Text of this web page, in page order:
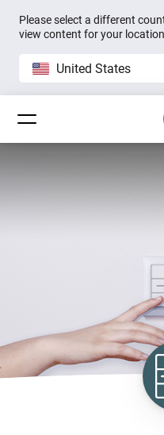
Please select a different
view content for your
United States